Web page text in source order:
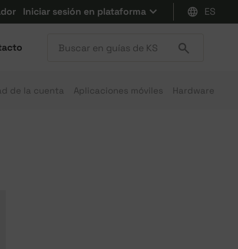
Iniciar sesión en plataforma ES
de la cuenta Aplicaciones móviles Hardware